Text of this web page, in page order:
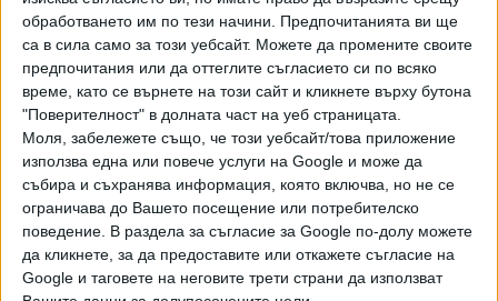
обработването им по тези начини. Предпочитанията ви ще
са в сила само за този уебсайт. Можете да промените своите
предпочитания или да оттеглите съгласието си по всяко
време, като се върнете на този сайт и кликнете върху бутона
"Поверителност" в долната част на уеб страницата.
Моля, забележете също, че този уебсайт/това приложение
използва една или повече услуги на Google и може да
събира и съхранява информация, която включва, но не се
ограничава до Вашето посещение или потребителско
поведение. В раздела за съгласие за Google по-долу можете
да кликнете, за да предоставите или откажете съгласие на
Google и таговете на неговите трети страни да използват
Двама кандидат-президенти се борят за любовта на
Радев
НАЙ-ЧЕТЕНИ